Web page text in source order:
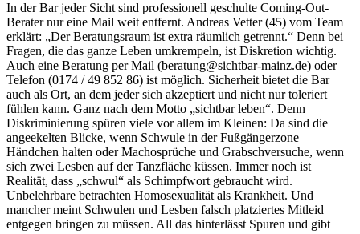
In der Bar jeder Sicht sind professionell geschulte Coming-Out-
Berater nur eine Mail weit entfernt. Andreas Vetter (45) vom Team
erklärt: „Der Beratungsraum ist extra räumlich getrennt.“ Denn bei
Fragen, die das ganze Leben umkrempeln, ist Diskretion wichtig.
Auch eine Beratung per Mail (beratung@sichtbar-mainz.de) oder
Telefon (0174 / 49 852 86) ist möglich. Sicherheit bietet die Bar
auch als Ort, an dem jeder sich akzeptiert und nicht nur toleriert
fühlen kann. Ganz nach dem Motto „sichtbar leben“. Denn
Diskriminierung spüren viele vor allem im Kleinen: Da sind die
angeekelten Blicke, wenn Schwule in der Fußgängerzone
Händchen halten oder Machosprüche und Grabschversuche, wenn
sich zwei Lesben auf der Tanzfläche küssen. Immer noch ist
Realität, dass „schwul“ als Schimpfwort gebraucht wird.
Unbelehrbare betrachten Homosexualität als Krankheit. Und
mancher meint Schwulen und Lesben falsch platziertes Mitleid
entgegen bringen zu müssen. All das hinterlässt Spuren und gibt